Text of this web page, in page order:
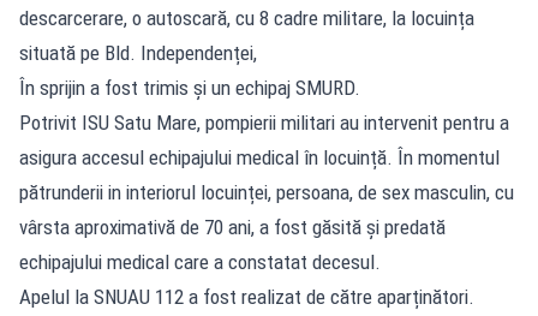
descarcerare, o autoscară, cu 8 cadre militare, la locuința
situată pe Bld. Independenței,
În sprijin a fost trimis și un echipaj SMURD.
Potrivit ISU Satu Mare, pompierii militari au intervenit pentru a
asigura accesul echipajului medical în locuință. În momentul
pătrunderii in interiorul locuinței, persoana, de sex masculin, cu
vârsta aproximativă de 70 ani, a fost găsită și predată
echipajului medical care a constatat decesul.
Apelul la SNUAU 112 a fost realizat de către aparținători.